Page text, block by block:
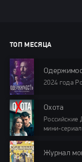
ТОП МЕСЯЦА
Охота
Российские Детектив Мелодрамы Драмы 2025 ТВЦ